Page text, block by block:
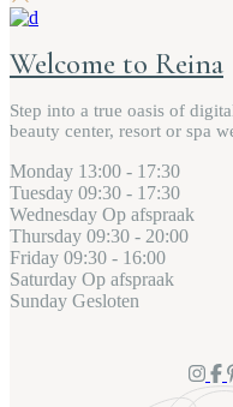
Welcome to Reina
Step into a true oasis of
beauty center, resort or spa
Monday 13:00 - 17:30
Tuesday 09:30 - 17:30
Wednesday Op afspraak
Thursday 09:30 - 20:00
Friday 09:30 - 16:00
Saturday Op afspraak
Sunday Gesloten